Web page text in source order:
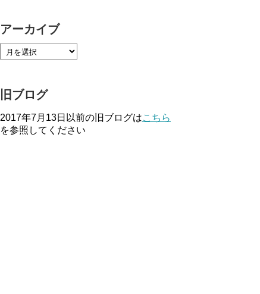
アーカイブ
旧ブログ
2017年7月13日以前の旧ブログはこちら
を参照してください